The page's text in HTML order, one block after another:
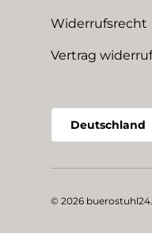
Widerrufsrecht
Vertrag
Deutschland
© 2026 buerostuhl24.